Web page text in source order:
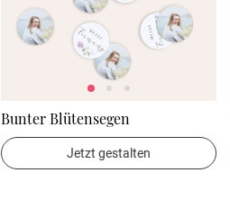
Bunter Blütensegen
Jetzt gestalten